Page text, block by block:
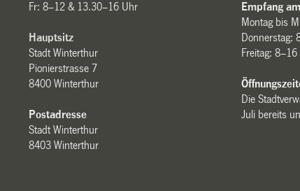
Fr: 8–12 & 13.30–16 Uhr
Hauptsitz
Stadt Winterthur
Pionierstrasse 7
8400 Winterthur
Postadresse
Stadt Winterthur
8403 Winterthur
Empfang
Montag bis
Donnerstag:
Freitag:
Die
Juli bereits